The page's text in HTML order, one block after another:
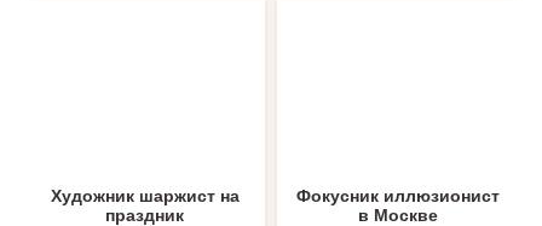
Художник шаржист на
праздник
Фокусник иллюзионист
в Москве